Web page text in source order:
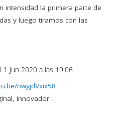
intensidad la primera parte de
y luego tiramos con las
1 Jun 2020 a las 19:06
nwyjdVxix58
innovador…